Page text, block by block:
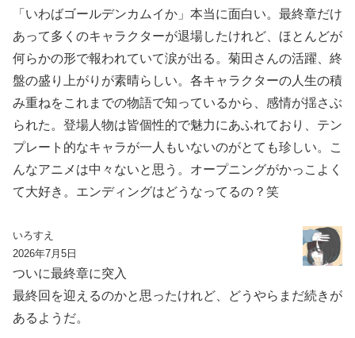
「いわばゴールデンカムイか」本当に面白い。最終章だけ
あって多くのキャラクターが退場したけれど、ほとんどが
何らかの形で報われていて涙が出る。菊田さんの活躍、終
盤の盛り上がりが素晴らしい。各キャラクターの人生の積
み重ねをこれまでの物語で知っているから、感情が揺さぶ
られた。登場人物は皆個性的で魅力にあふれており、テン
プレート的なキャラが一人もいないのがとても珍しい。こ
んなアニメは中々ないと思う。オープニングがかっこよく
て大好き。エンディングはどうなってるの？笑
いろすえ
2026年7月5日
ついに最終章に突入
最終回を迎えるのかと思ったけれど、どうやらまだ続きが
あるようだ。